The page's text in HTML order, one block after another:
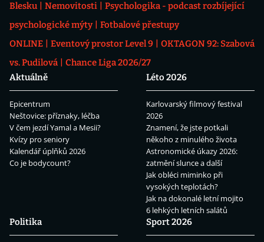
Blesku
Nemovitosti
Psychologika - podcast rozbíjející
psychologické mýty
Fotbalové přestupy
ONLINE
Eventový prostor Level 9
OKTAGON 92: Szabová
vs. Pudilová
Chance Liga 2026/27
Aktuálně
Epicentrum
Neštovice: příznaky, léčba
V čem jezdí Yamal a Mesii?
Kvízy pro seniory
Kalendář úplňků 2026
Co je bodycount?
Léto 2026
Karlovarský filmový festival
2026
Znamení, že jste potkali
někoho z minulého života
Astronomické úkazy 2026:
zatmění slunce a další
Jak obléci miminko při
vysokých teplotách?
Jak na dokonalé letní mojito
6 lehkých letních salátů
Politika
Sport 2026